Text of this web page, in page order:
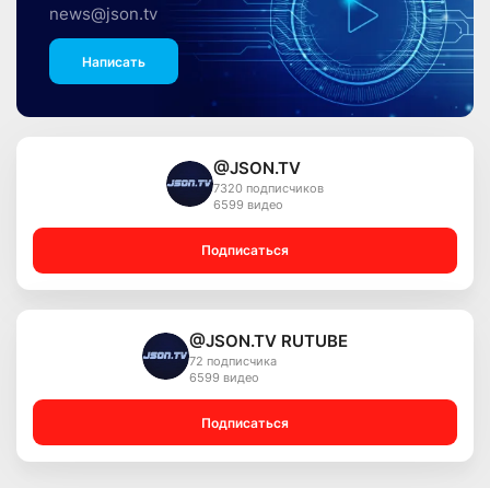
news@json.tv
Написать
@JSON.TV
7320 подписчиков
6599 видео
Подписаться
@JSON.TV RUTUBE
72 подписчика
6599 видео
Подписаться